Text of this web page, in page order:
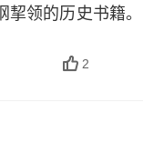
领的历史书籍。
2